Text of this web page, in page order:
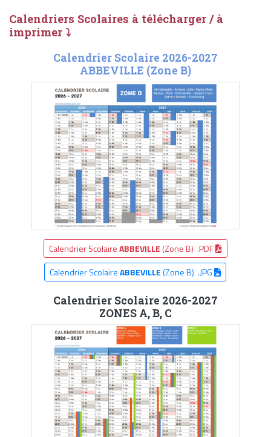
Calendriers Scolaires à télécharger / à
imprimer ⤵
Calendrier Scolaire 2026-2027
ABBEVILLE (Zone B)
Calendrier ScolaireABBEVILLE (Zone B) .PDF
Calendrier ScolaireABBEVILLE(Zone B) .JPG
Calendrier Scolaire 2026-2027
ZONES A, B, C